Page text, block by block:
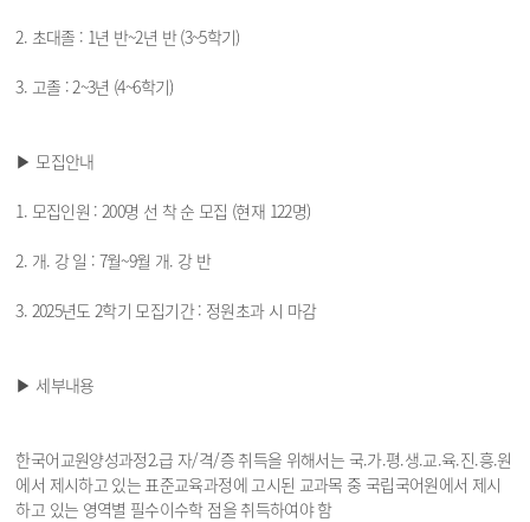
2. 초대졸 : 1년 반~2년 반 (3~5학기)
3. 고졸 : 2~3년 (4~6학기)
▶ 모집안내
1. 모집인원 : 200명 선 착 순 모집 (현재 122명)
2. 개. 강 일 : 7월~9월 개. 강 반
3. 2025년도 2학기 모집기간 : 정원초과 시 마감
▶ 세부내용
한국어교원양성과정2.급 자/격/증 취득을 위해서는 국.가.평.생.교.육.진.흥.원
에서 제시하고 있는 표준교육과정에 고시된 교과목 중 국립국어원에서 제시
하고 있는 영역별 필수이수학 점을 취득하여야 함